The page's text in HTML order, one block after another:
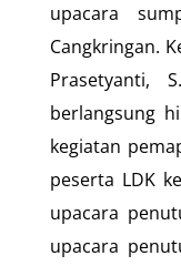
upacara
Cangkringan.
Prasetyanti,
berlangsung
kegiatan
peserta LDK
upacara
upacara